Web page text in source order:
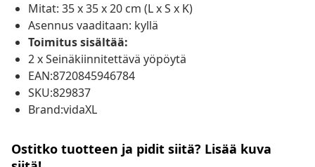
Mitat: 35 x 35 x 20 cm (L x S x K)
Asennus vaaditaan: kyllä
Toimitus sisältää:
2 x Seinäkiinnitettävä yöpöytä
EAN:8720845946784
SKU:829837
Brand:vidaXL
Ostitko tuotteen ja pidit siitä? Lisää kuva